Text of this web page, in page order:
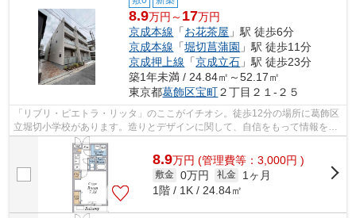
8.9万円～ 17万円
京成本線 「お花茶屋 」駅 徒歩6分
京成本線 「堀切菖蒲園 」駅 徒歩11分
京成押上線 「京成立石 」駅 徒歩23分
築1年未満 / 24.84㎡～52.17㎡
東京都葛飾区宝町２丁目２１-２５
「リブリ・ピエトラ・リッタ」のここがイチオシ。徒歩12分の場所に葛飾区
立堀切小学校があります。造りとデザインに関して、自信をもって情報を提
供できるマンションです。幅広い層に...
8.9万円 (管理費等：3,000円 )
敷金 0万円 礼金
1ヶ月
1階 / 1K / 24.84㎡